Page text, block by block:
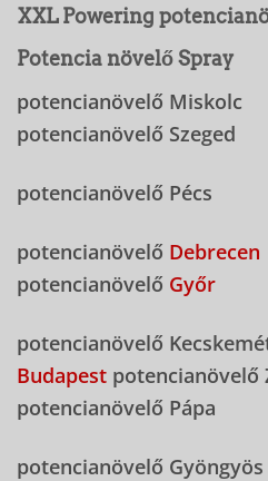
XXL Powering
Potencia növelő Spray
potencianövelő Miskolc
potencianövelő Szeged
potencianövelő Pécs
potencianövelő Debrecen
potencianövelő Győr
potencianövelő
Budapest potencianövelő
potencianövelő Pápa
potencianövelő